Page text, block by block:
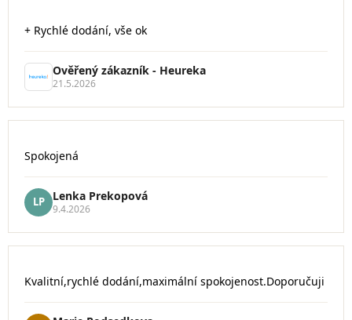
obchodu
je
5
z
5
hvězdiček.
+ Rychlé dodání, vše ok
Ověřený zákazník - Heureka
21.5.2026
obchodu
je
5
z
5
hvězdiček.
Spokojená
LP Lenka Prekopová
9.4.2026
obchodu
je
5
Kvalitní,rychlé dodání,maximální spokojenost.Doporučuji